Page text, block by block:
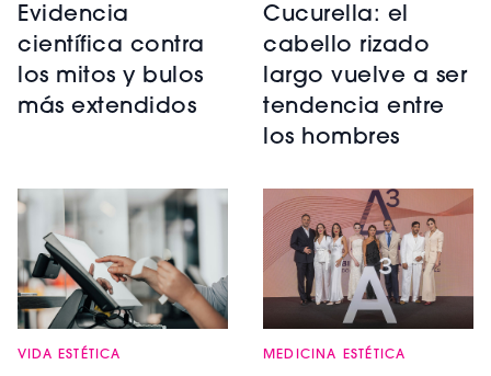
Evidencia
científica contra
los mitos y bulos
más extendidos
Cucurella: el
cabello rizado
largo vuelve a ser
tendencia entre
los hombres
VIDA ESTÉTICA MEDICINA ESTÉTICA